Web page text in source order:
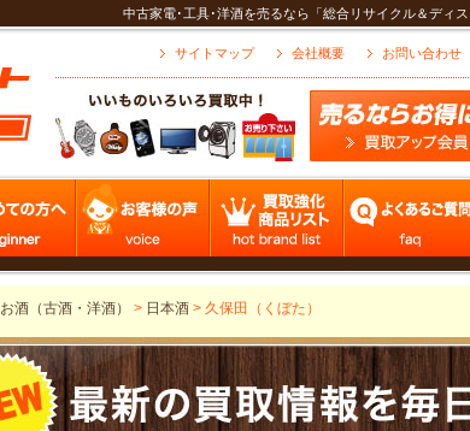
中古家電･工具･洋酒を売るなら「総合リサイクル＆ディ
サイトマップ 会社概要 お問い合わせ
お酒（古酒・洋酒） > 日本酒 > 久保田（くぼた）